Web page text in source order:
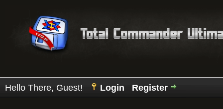
Hello There, Guest! Login Register